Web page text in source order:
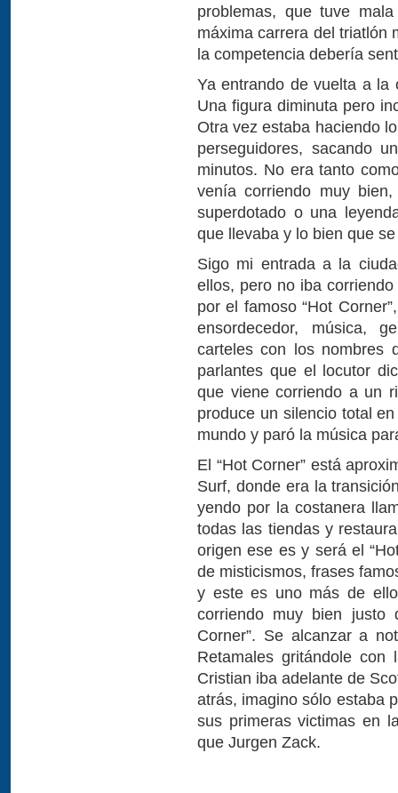
problemas, que tuve
máxima carrera del triatlón
la competencia debería
Ya entrando de vuelta a la
Una figura diminuta pero
Otra vez estaba haciendo
perseguidores, sacando
minutos. No era tanto
venía corriendo muy
superdotado o una
que llevaba y lo bien que
Sigo mi entrada a la
ellos, pero no iba
por el famoso “Hot
ensordecedor, música,
carteles con los nombres
parlantes que el locutor
que viene corriendo a un
produce un silencio total
mundo y paró la música
El “Hot Corner” está
Surf, donde era la
yendo por la costanera
todas las tiendas y
origen ese es y será el
de misticismos, frases
y este es uno más de
corriendo muy bien justo
Corner”. Se alcanzar a
Retamales gritándole
Cristian iba adelante de
atrás, imagino sólo estaba
sus primeras victimas en
que Jurgen Zack.